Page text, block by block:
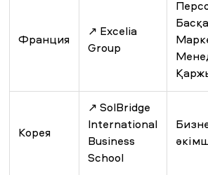
Франция
↗ Excelia
Group
Корея
↗ SolBridge
International
Business
School